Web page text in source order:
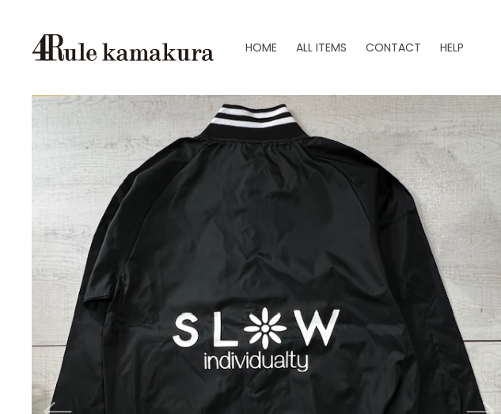
HOME ALL ITEMS CONTACT HELP